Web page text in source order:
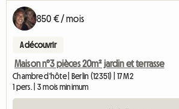
850 € / mois
A découvrir
Maison n°3 pièces 20m² jardin et terrasse
Chambre d'hôte | Berlin (12351) | 17 M2
1 pers. | 3 mois minimum